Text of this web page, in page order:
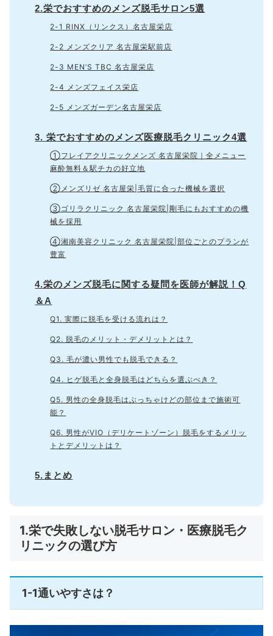
2.栄でおすすめのメンズ脱毛サロン5選
2-1 RINX（リンクス）名古屋栄店
2-2 メンズクリア 名古屋栄駅前店
2-3 MEN’S TBC 名古屋栄店
2-4 メンズフェイス栄店
2-5 メンズガーデン名古屋栄店
3. 栄でおすすめのメンズ医療脱毛クリニック4選
①フレイアクリニックメンズ 名古屋栄院｜全メニュー
麻酔無料＆駅チカの好立地
②メンズリゼ 名古屋栄|毛質に合った機械を選択
③ゴリラクリニック 名古屋栄院|剛毛にもおすすめの機
械を採用
④湘南美容クリニック 名古屋栄院|部位ごとのプランが
豊富
4.栄のメンズ脱毛に関する疑問を医師が解説！Q
＆A
Q1. 実際に脱毛を受ける流れは？
Q2. 脱毛のメリット・デメリットとは？
Q3. 毛が濃い男性でも脱毛できる？
Q4. ヒゲ脱毛と全身脱毛はどちらを選ぶべき？
Q5. 男性の全身脱毛はぶっちゃけどの部位まで施術可
能？
Q6. 男性がVIO（デリケートゾーン）脱毛をするメリッ
トとデメリットは？
5.まとめ
1.栄で失敗しない脱毛サロン・医療脱毛ク
リニックの選び方
1-1通いやすさは？